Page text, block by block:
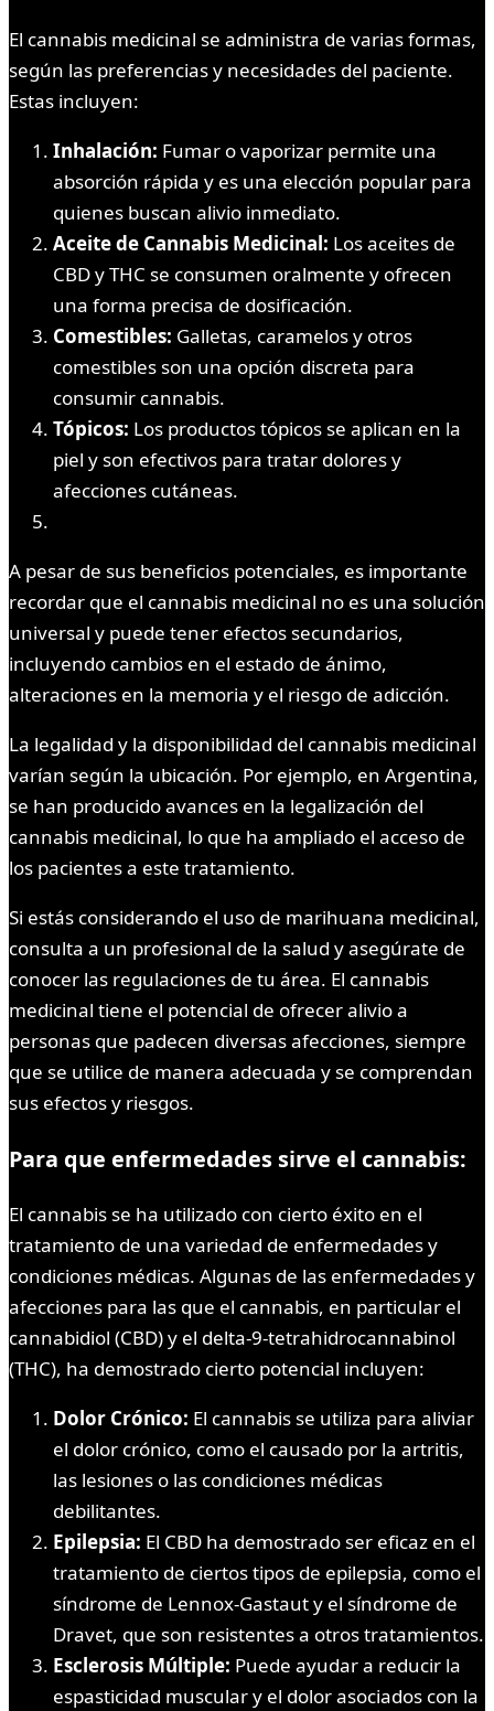
El cannabis medicinal se administra de varias formas,
según las preferencias y necesidades del paciente.
Estas incluyen:
Inhalación: Fumar o vaporizar permite una
absorción rápida y es una elección popular para
quienes buscan alivio inmediato.
Aceite de Cannabis Medicinal: Los aceites de
CBD y THC se consumen oralmente y ofrecen
una forma precisa de dosificación.
Comestibles: Galletas, caramelos y otros
comestibles son una opción discreta para
consumir cannabis.
Tópicos: Los productos tópicos se aplican en la
piel y son efectivos para tratar dolores y
afecciones cutáneas.
A pesar de sus beneficios potenciales, es importante
recordar que el cannabis medicinal no es una solución
universal y puede tener efectos secundarios,
incluyendo cambios en el estado de ánimo,
alteraciones en la memoria y el riesgo de adicción.
La legalidad y la disponibilidad del cannabis medicinal
varían según la ubicación. Por ejemplo, en Argentina,
se han producido avances en la legalización del
cannabis medicinal, lo que ha ampliado el acceso de
los pacientes a este tratamiento.
Si estás considerando el uso de marihuana medicinal,
consulta a un profesional de la salud y asegúrate de
conocer las regulaciones de tu área. El cannabis
medicinal tiene el potencial de ofrecer alivio a
personas que padecen diversas afecciones, siempre
que se utilice de manera adecuada y se comprendan
sus efectos y riesgos.
Para que enfermedades sirve el cannabis:
El cannabis se ha utilizado con cierto éxito en el
tratamiento de una variedad de enfermedades y
condiciones médicas. Algunas de las enfermedades y
afecciones para las que el cannabis, en particular el
cannabidiol (CBD) y el delta-9-tetrahidrocannabinol
(THC), ha demostrado cierto potencial incluyen:
Dolor Crónico: El cannabis se utiliza para aliviar
el dolor crónico, como el causado por la artritis,
las lesiones o las condiciones médicas
debilitantes.
Epilepsia: El CBD ha demostrado ser eficaz en el
tratamiento de ciertos tipos de epilepsia, como el
síndrome de Lennox-Gastaut y el síndrome de
Dravet, que son resistentes a otros tratamientos.
Esclerosis Múltiple: Puede ayudar a reducir la
espasticidad muscular y el dolor asociados con la